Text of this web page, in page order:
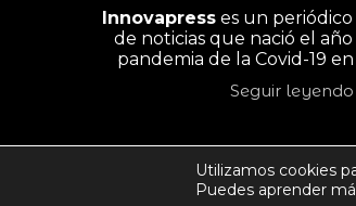
Innovapresses un periódico
de noticias que nació el
pandemia de la Covid-19
Seguir leyendo
Utilizamos cookies
Puedes aprender